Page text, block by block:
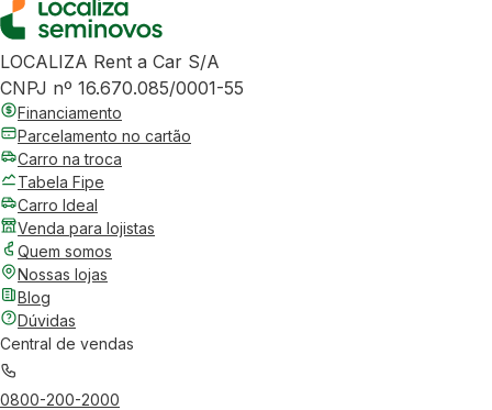
LOCALIZA Rent a Car S/A
CNPJ nº 16.670.085/0001-55
Financiamento
Parcelamento no cartão
Carro na troca
Tabela Fipe
Carro Ideal
Venda para lojistas
Quem somos
Nossas lojas
Blog
Dúvidas
Central de vendas
0800-200-2000